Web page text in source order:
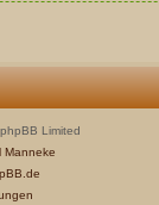
Limited
Manneke